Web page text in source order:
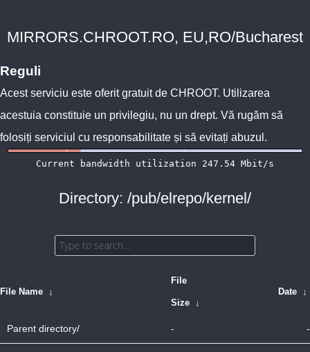
MIRRORS.CHROOT.RO, EU,RO/Bucharest
Reguli
Acest serviciu este oferit gratuit de CHROOT. Utilizarea
acestuia constituie un privilegiu, nu un drept. Vă rugăm să
folosiți serviciul cu responsabilitate și să evitați abuzul.
Directory: /pub/elrepo/kernel/
File Name ↓
File
Size ↓
Date ↓
Parent directory/ - -